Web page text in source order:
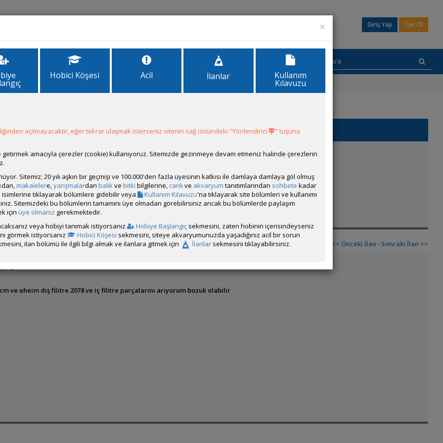
Giriş Yap Üye Ol
İlanlar Forum
Arıyorum
Kategori Son Güncelleme
Canlı Güncellenme:30 Temmuz 2026 20:42
Canlı Güncellenme:30 Temmuz 2026 20:42
,Malzeme,Tüm İlanlar << Önceki İlan - Sonraki İlan >>
ve eheim dış filitre 2078 ve iç filitre parçalarını arıyorum bozuk olabilir
×
Hobici Köşesi Acil İlanlar Kullanım
Kılavuzu
açılmayacaktır, eğer tekrar ulaşmak isterseniz sitenin sağ üstündeki "Yönlendirici
" tuşuna
getirmek amacıyla çerezler (cookie) kullanıyoruz. Sitemizde gezinmeye devam etmeniz halinde çerezlerin
Sitemiz; 20 yılı aşkın bir geçmişi ve 100.000'den fazla üyesinin katkısı ile damlaya damlaya göl olmuş
dan,makalelere,yarışmalardan balıkve bitki bilgilerine, canlı ve akvaryum tanıtımlarından sohbete kadar
tıklayarak bölümlere gidebilir veya
Kullanım Kılavuzu'na tıklayarak site bölümleri ve kullanımı
Sitemizdeki bu bölümlerin tamamını üye olmadan görebilirsiniz ancak bu bölümlerde paylaşım
için üye olmanız gerekmektedir.
veya hobiyi tanımak istiyorsanız
Hobiye Başlangıç sekmesini, zaten hobinin içerisindeyseniz
görmek istiyorsanız
Hobici Köşesi sekmesini, siteye akvaryumunuzda yaşadığınız acil bir sorun
ilan bölümü ile ilgili bilgi almak ve ilanlara gitmek için İlanlar sekmesini tıklayabilirsiniz.